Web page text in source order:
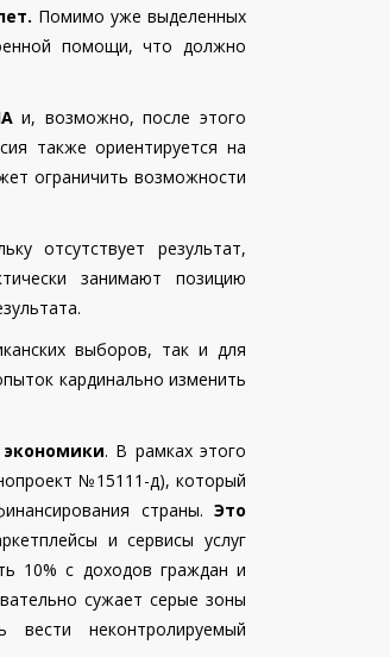
Помимо уже выделенных
помощи, что должно
и, возможно, после этого
также ориентируется на
ограничить возможности
отсутствует результат,
занимают позицию
выборов, так и для
кардинально изменить
. В рамках этого
№15111-д), который
страны. Это
и сервисы услуг
10% с доходов граждан и
сужает серые зоны
вести неконтролируемый